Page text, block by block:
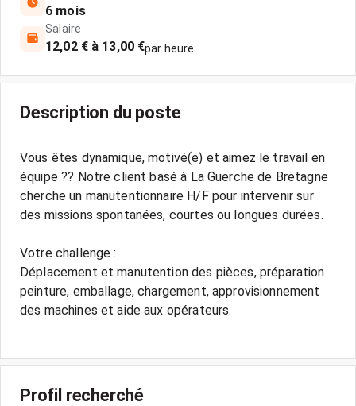
6 mois
Salaire
12,02 € à 13,00 €par heure
Description du poste
Vous êtes dynamique, motivé(e) et aimez le travail en
équipe ?? Notre client basé à La Guerche de Bretagne
cherche un manutentionnaire H/F pour intervenir sur
des missions spontanées, courtes ou longues durées.
Votre challenge :
Déplacement et manutention des pièces, préparation
peinture, emballage, chargement, approvisionnement
des machines et aide aux opérateurs.
Profil recherché